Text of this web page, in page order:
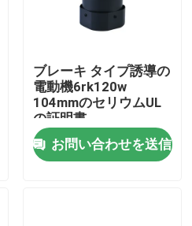
ブレーキ タイプ誘導の
電動機6rk120w
104mmのセリウムUL
の証明書
お問い合わせを送信